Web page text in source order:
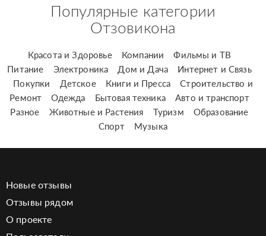
Популярные категории
Отзовикона
Красота и Здоровье Компании
Фильмы и ТВ
Питание
Электроника Дом и Дача
Интернет и Связь
Покупки
Детское Книги и Пресса
Строительство и
Ремонт
Одежда Бытовая техника
Авто и транспорт
Разное
Животные и Растения Туризм
Образование
Спорт
Музыка
Новые отзывы
Отзывы рядом
О проекте